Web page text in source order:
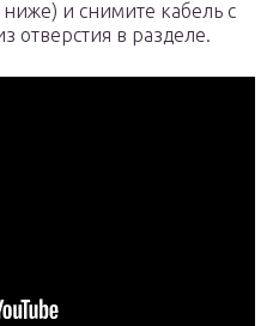
и снимите кабель с
отверстия в разделе.